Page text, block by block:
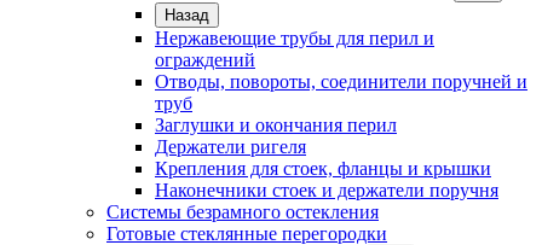
Назад
Нержавеющие трубы для перил и
ограждений
Отводы, повороты, соединители поручней и
труб
Заглушки и окончания перил
Держатели ригеля
Крепления для стоек, фланцы и крышки
Наконечники стоек и держатели поручня
Системы безрамного остекления
Готовые стеклянные перегородки